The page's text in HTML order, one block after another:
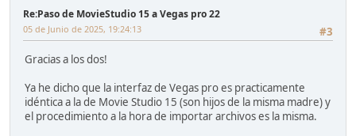
Re:Paso de MovieStudio 15 a Vegas pro 22
#3
05 de Junio de 2025, 19:24:13
Gracias a los dos!
Ya he dicho que la interfaz de Vegas pro es practicamente
idéntica a la de Movie Studio 15 (son hijos de la misma madre) y
el procedimiento a la hora de importar archivos es la misma.